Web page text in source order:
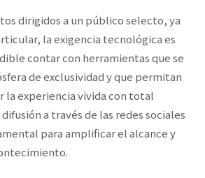
dirigidos a un público selecto, ya
la exigencia tecnológica es
contar con herramientas que se
de exclusividad y que permitan
la experiencia vivida con total
a través de las redes sociales
para amplificar el alcance y